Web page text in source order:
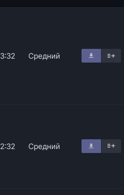
3:32 Средний
2:32 Средний